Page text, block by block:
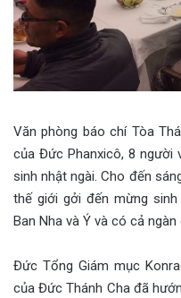
Văn phòng báo chí Tòa
của Đức Phanxicô, 8 người
sinh nhật ngài. Cho đến
thế giới gởi đến mừng sinh
Ban Nha và Ý và có cả
Đức Tổng Giám mục
của Đức Thánh Cha đã